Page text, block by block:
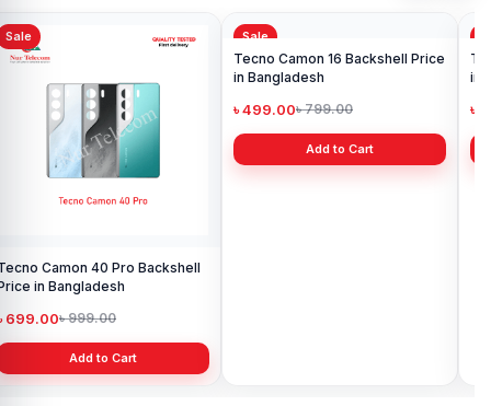
Sale
Camon 40 Pro Backshell
in Bangladesh
699.00৳ 999.00
Add to Cart
Sale